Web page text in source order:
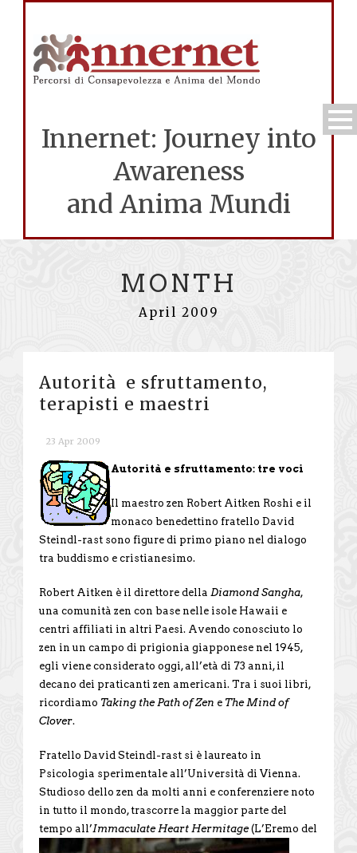
Innernet: Journey into
Awareness
and Anima Mundi
MONTH
April 2009
Autorità e sfruttamento,
terapisti e maestri
23 Apr 2009
Autorità e sfruttamento: tre voci
Il maestro zen Robert Aitken Roshi e il
monaco benedettino fratello David
Steindl-rast sono figure di primo piano nel dialogo
tra buddismo e cristianesimo.
Robert Aitken è il direttore della Diamond Sangha,
una comunità zen con base nelle isole Hawaii e
centri affiliati in altri Paesi. Avendo conosciuto lo
zen in un campo di prigionia giapponese nel 1945,
egli viene considerato oggi, all’età di 73 anni, il
decano dei praticanti zen americani. Tra i suoi libri,
ricordiamo Taking the Path of Zen e The Mind of
Clover.
Fratello David Steindl-rast si è laureato in
Psicologia sperimentale all’Università di Vienna.
Studioso dello zen da molti anni e conferenziere noto
in tutto il mondo, trascorre la maggior parte del
tempo all’Immaculate Heart Hermitage(L’Eremo del